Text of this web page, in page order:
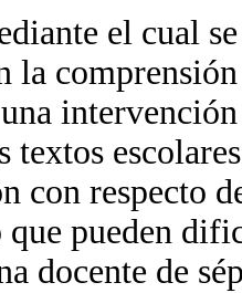
el cual
la
textos
con respecto
pueden
docente de